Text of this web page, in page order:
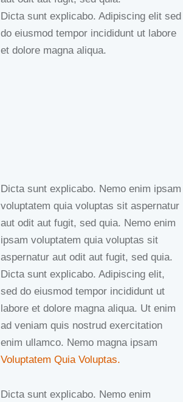
Dicta sunt explicabo. Adipiscing elit sed
do eiusmod tempor incididunt ut labore
et dolore magna aliqua.
Dicta sunt explicabo. Nemo enim ipsam
voluptatem quia voluptas sit aspernatur
aut odit aut fugit, sed quia. Nemo enim
ipsam voluptatem quia voluptas sit
aspernatur aut odit aut fugit, sed quia.
Dicta sunt explicabo. Adipiscing elit,
sed do eiusmod tempor incididunt ut
labore et dolore magna aliqua. Ut enim
ad veniam quis nostrud exercitation
enim ullamco. Nemo magna ipsam
Voluptatem Quia Voluptas.
Dicta sunt explicabo. Nemo enim